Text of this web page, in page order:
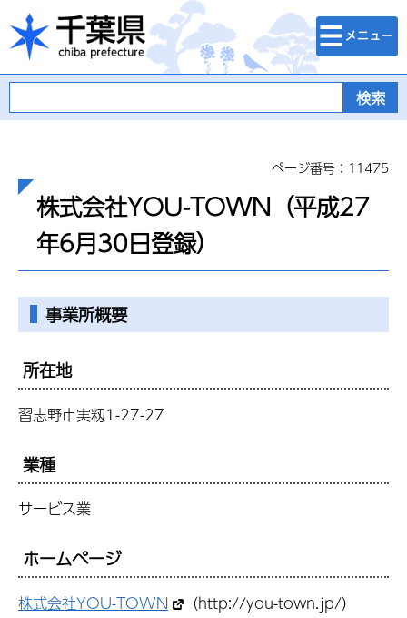
千葉県
検索・メニュ
ー
ページ番号：11475
株式会社YOU-TOWN（平成27
年6月30日登録）
事業所概要
所在地
習志野市実籾1-27-27
業種
サービス業
ホームページ
株式会社YOU-TOWN （http://you-town.jp/）